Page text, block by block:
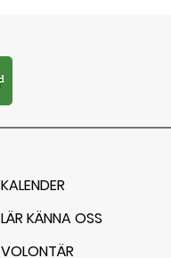
KALENDER
LÄR KÄNNA OSS
VOLONTÄR